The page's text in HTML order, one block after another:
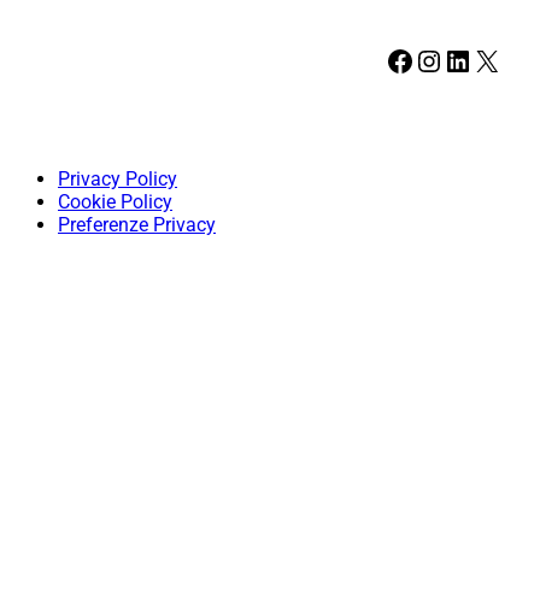
Facebook Instagram LinkedIn X
Privacy Policy
Cookie Policy
Preferenze Privacy